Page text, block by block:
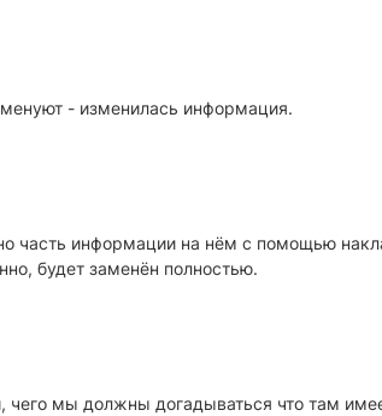
- изменилась информация.
часть информации на нём с помощью
будет заменён полностью.
чего мы должны догадываться что там